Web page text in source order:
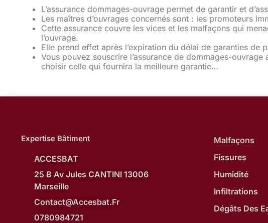
L’assurance dommages-ouvrage permet de garantir et
Les maîtres d’ouvrages concernés sont : les promoteurs
Cette assurance couvre les vices et les malfaçons qui
l’ouvrage.
Elle prend effet après l’expiration du délai de garanties de
Vous pouvez souscrire l’assurance de dommages-
choisir celle qui fournira la meilleure garantie…
Expertise Bâtiment
ACCESBAT
25 B Av Jules CANTINI 13006
Marseille
Contact@accesbat.fr
0780984721
Malfaçons
Fissures
Humidité
Infiltrations
Dégâts Des